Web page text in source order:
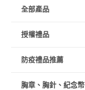
全部產品
授權禮品
防疫禮品推薦
胸章、胸針、紀念幣